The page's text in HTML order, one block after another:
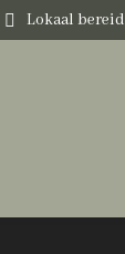
Lokaal bereid